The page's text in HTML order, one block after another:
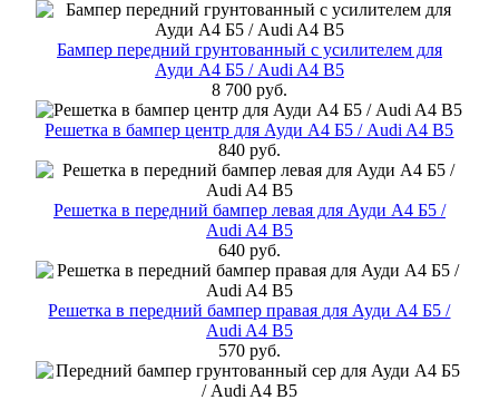
Бампер передний грунтованный с усилителем для
Ауди А4 Б5 / Audi A4 B5
8 700 руб.
Решетка в бампер центр для Ауди А4 Б5 / Audi A4 B5
840 руб.
Решетка в передний бампер левая для Ауди А4 Б5 /
Audi A4 B5
640 руб.
Решетка в передний бампер правая для Ауди А4 Б5 /
Audi A4 B5
570 руб.